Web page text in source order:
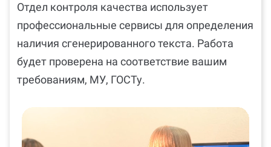
Отдел контроля качества использует
профессиональные сервисы для определения
наличия сгенерированного текста. Работа
будет проверена на соответствие вашим
требованиям, МУ, ГОСТу.